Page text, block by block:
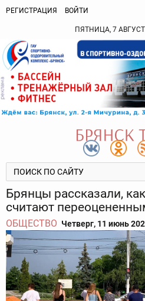
РЕГИСТРАЦИЯ ВОЙТИ
ПЯТНИЦА, 7
Брянцы рассказали,
считают
ОБЩЕСТВО Четверг, 11 июнь